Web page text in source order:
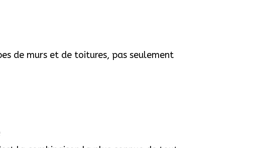
de murs et de toitures, pas seulement